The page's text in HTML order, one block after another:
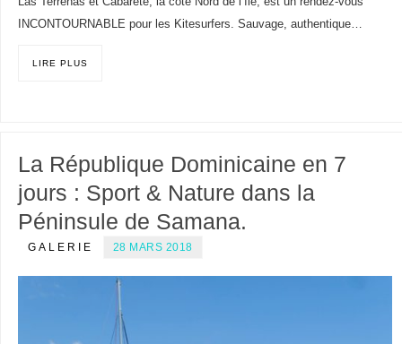
INCONTOURNABLE pour les Kitesurfers. Sauvage, authentique…
LIRE PLUS
La République Dominicaine en 7
jours : Sport & Nature dans la
Péninsule de Samana.
GALERIE 28 MARS 2018